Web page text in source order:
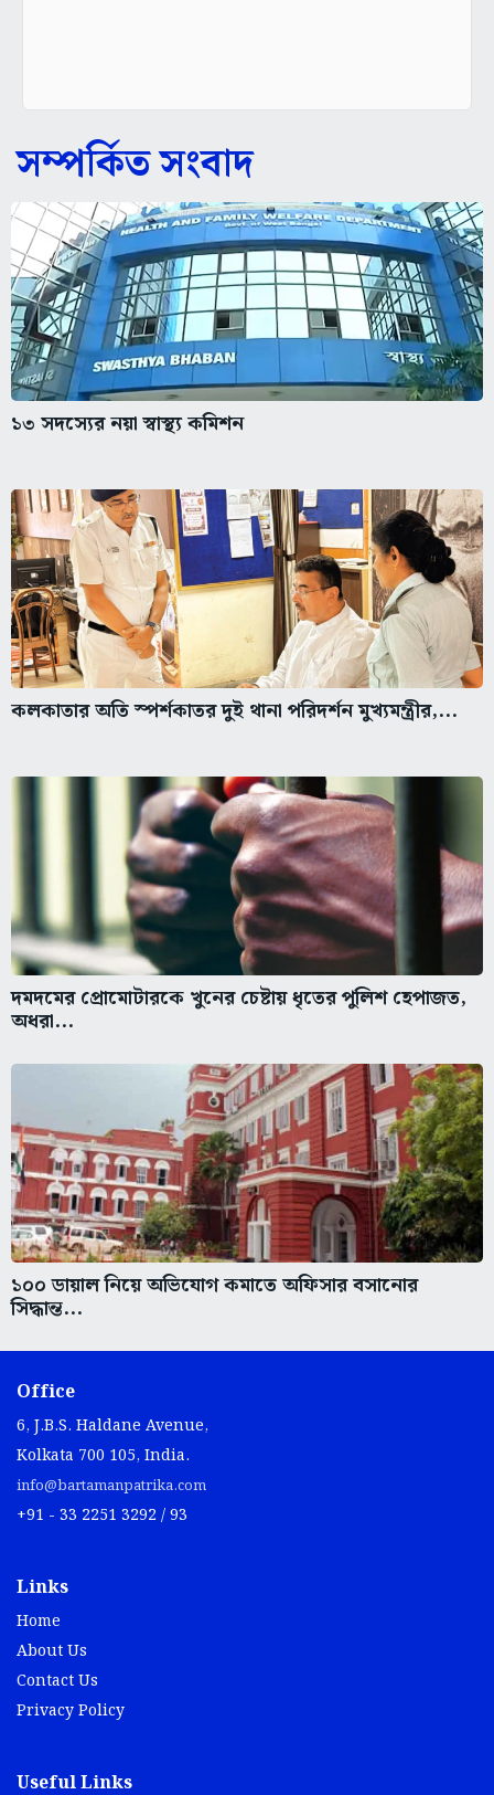
সম্পর্কিত সংবাদ
১৩ সদস্যের নয়া স্বাস্থ্য কমিশন
কলকাতার অতি স্পর্শকাতর দুই থানা পরিদর্শন মুখ্যমন্ত্রীর,...
দমদমের প্রোমোটারকে খুনের চেষ্টায় ধৃতের পুলিশ হেপাজত,
অধরা...
১০০ ডায়াল নিয়ে অভিযোগ কমাতে অফিসার বসানোর
সিদ্ধান্ত...
Office
6, J.B.S. Haldane Avenue,
Kolkata 700 105, India.
info@bartamanpatrika.com
+91 - 33 2251 3292 / 93
Links
Home
About Us
Contact Us
Privacy Policy
Useful Links